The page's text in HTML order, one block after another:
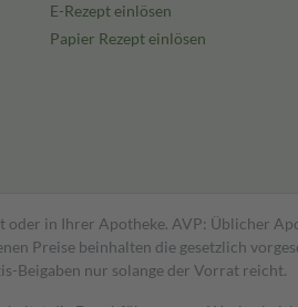
E-Rezept einlösen
Papier Rezept einlösen
in Ihrer Apotheke. AVP: Üblicher
Preise beinhalten die gesetzlich
Beigaben nur solange der Vorrat reicht.